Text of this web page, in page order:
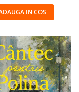
IN COS